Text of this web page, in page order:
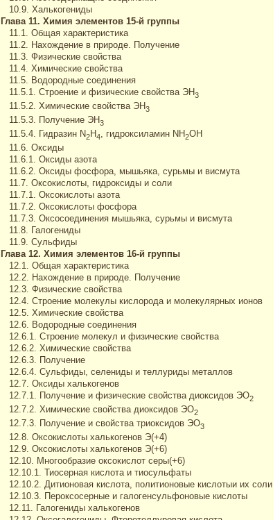
10.9. Халькогениды
Глава 11. Химия элементов 15-й группы
11.1. Общая характеристика
11.2. Нахождение в природе. Получение
11.3. Физические свойства
11.4. Химические свойства
11.5. Водородные соединения
11.5.1. Строение и физические свойства ЭН3
11.5.2. Химические свойства ЭН3
11.5.3. Получение ЭН3
11.5.4. Гидразин N2H4 , гидроксиламин NH2OH
11.6. Оксиды
11.6.1. Оксиды азота
11.6.2. Оксиды фосфора, мышьяка, сурьмы и висмута
11.7. Оксокислоты, гидроксиды и соли
11.7.1. Оксокислоты азота
11.7.2. Оксокислоты фосфора
11.7.3. Оксосоединения мышьяка, сурьмы и висмута
11.8. Галогениды
11.9. Сульфиды
Глава 12. Химия элементов 16-й группы
12.1. Общая характеристика
12.2. Нахождение в природе. Получение
12.3. Физические свойства
12.4. Строение молекулы кислорода и молекулярных ионов
12.5. Химические свойства
12.6. Водородные соединения
12.6.1. Строение молекул и физические свойства
12.6.2. Химические свойства
12.6.3. Получение
12.6.4. Сульфиды, селениды и теллуриды металлов
12.7. Оксиды халькогенов
12.7.1. Получение и физические свойства диоксидов ЭО2
12.7.2. Химические свойства диоксидов ЭО2
12.7.3. Получение и свойства триоксидов ЭО3
12.8. Оксокислоты халькогенов Э(+4)
12.9. Оксокислоты халькогенов Э(+6)
12.10. Многообразие оксокислот серы(+6)
12.10.1. Тиосерная кислота и тиосульфаты
12.10.2. Дитионовая кислота, политионовые кислотыи их соли
12.10.3. Пероксосерные и галогенсульфоновые кислоты
12.11. Галогениды халькогенов